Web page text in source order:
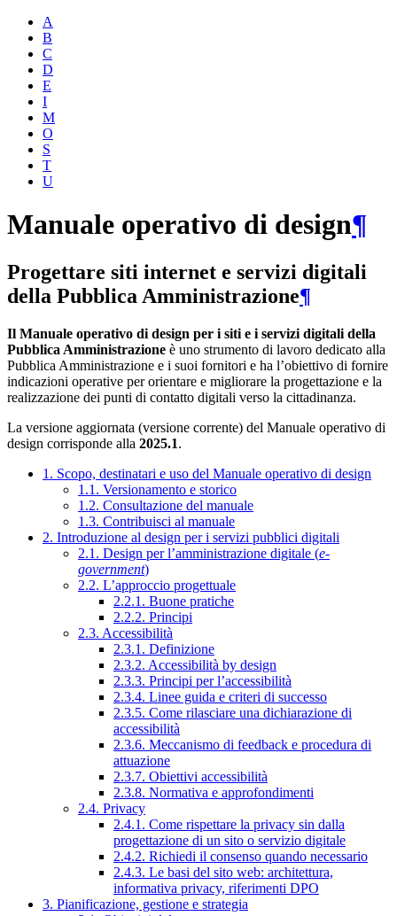
A
B
C
D
E
I
M
O
S
T
U
Manuale operativo di design¶
Progettare siti internet e servizi digitali
della Pubblica Amministrazione¶
Il Manuale operativo di design per i siti e i servizi digitali della
Pubblica Amministrazione è uno strumento di lavoro dedicato alla
Pubblica Amministrazione e i suoi fornitori e ha l’obiettivo di fornire
indicazioni operative per orientare e migliorare la progettazione e la
realizzazione dei punti di contatto digitali verso la cittadinanza.
La versione aggiornata (versione corrente) del Manuale operativo di
design corrisponde alla 2025.1.
1. Scopo, destinatari e uso del Manuale operativo di design
1.1. Versionamento e storico
1.2. Consultazione del manuale
1.3. Contribuisci al manuale
2. Introduzione al design per i servizi pubblici digitali
2.1. Design per l’amministrazione digitale (e-
government)
2.2. L’approccio progettuale
2.2.1. Buone pratiche
2.2.2. Principi
2.3. Accessibilità
2.3.1. Definizione
2.3.2. Accessibilità by design
2.3.3. Principi per l’accessibilità
2.3.4. Linee guida e criteri di successo
2.3.5. Come rilasciare una dichiarazione di
accessibilità
2.3.6. Meccanismo di feedback e procedura di
attuazione
2.3.7. Obiettivi accessibilità
2.3.8. Normativa e approfondimenti
2.4. Privacy
2.4.1. Come rispettare la privacy sin dalla
progettazione di un sito o servizio digitale
2.4.2. Richiedi il consenso quando necessario
2.4.3. Le basi del sito web: architettura,
informativa privacy, riferimenti DPO
3. Pianificazione, gestione e strategia